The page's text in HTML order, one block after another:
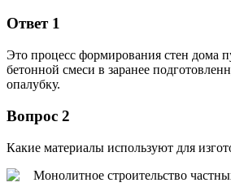
Ответ 1
Это процесс формирования стен дома
бетонной смеси в заранее
опалубку.
Вопрос 2
Какие материалы используют для